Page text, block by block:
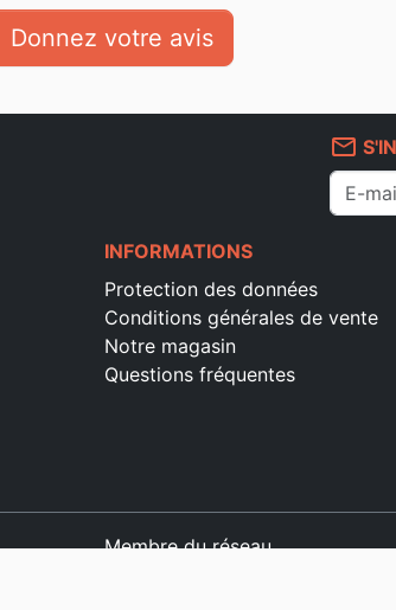
Donnez votre avis
mail_outline
INFORMATIONS
Protection des données
Conditions générales de vente
Notre magasin
Questions fréquentes
Membre du réseau